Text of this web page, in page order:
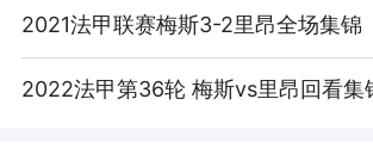
2021法甲联赛梅斯3-2里昂全场集锦